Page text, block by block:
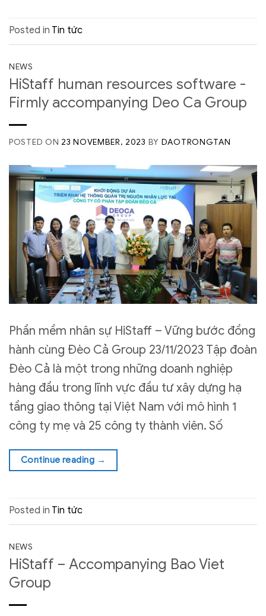
Posted in Tin tức
NEWS
HiStaff human resources software -
Firmly accompanying Deo Ca Group
POSTED ON 23 NOVEMBER, 2023 BY DAOTRONGTAN
Phần mềm nhân sự HiStaff – Vững bước đồng
hành cùng Đèo Cả Group 23/11/2023 Tập đoàn
Đèo Cả là một trong những doanh nghiệp
hàng đầu trong lĩnh vực đầu tư xây dựng hạ
tầng giao thông tại Việt Nam với mô hình 1
công ty mẹ và 25 công ty thành viên. Số
Continue reading →
Posted in Tin tức
NEWS
HiStaff – Accompanying Bao Viet
Group